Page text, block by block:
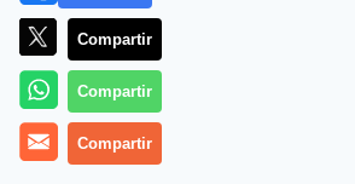
Al menos 68 niños estaban entre los
Compartir
Compartir
Compartir